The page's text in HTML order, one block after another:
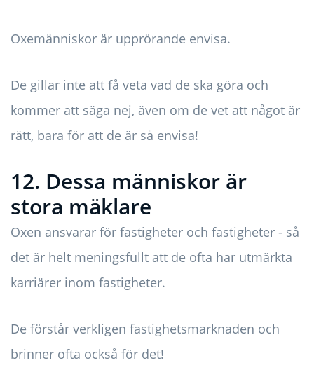
Oxemänniskor är upprörande envisa.
De gillar inte att få veta vad de ska göra och
kommer att säga nej, även om de vet att något är
rätt, bara för att de är så envisa!
12. Dessa människor är
stora mäklare
Oxen ansvarar för fastigheter och fastigheter - så
det är helt meningsfullt att de ofta har utmärkta
karriärer inom fastigheter.
De förstår verkligen fastighetsmarknaden och
brinner ofta också för det!